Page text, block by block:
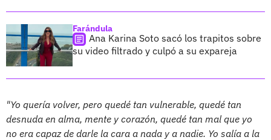
Farándula
Ana Karina Soto sacó los trapitos sobre
su video filtrado y culpó a su expareja
"Yo quería volver, pero quedé tan vulnerable, quedé tan
desnuda en alma, mente y corazón, quedé tan mal que yo
no era capaz de darle la cara a nada y a nadie. Yo salía a la